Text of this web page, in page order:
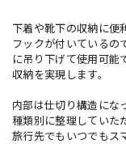
下着や靴下の収納に便
フックが付いているの
に吊り下げて使用可能
収納を実現します。
内部は仕切り構造にな
種類別に整理していた
旅行先でもいつでもス